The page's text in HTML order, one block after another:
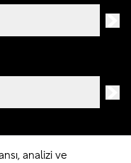
analizi ve